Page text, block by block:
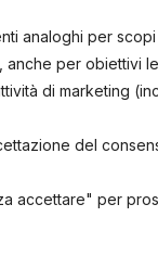
con piede e
a un
analoghi per scopi
anche per obiettivi
di marketing
del
accettare" per